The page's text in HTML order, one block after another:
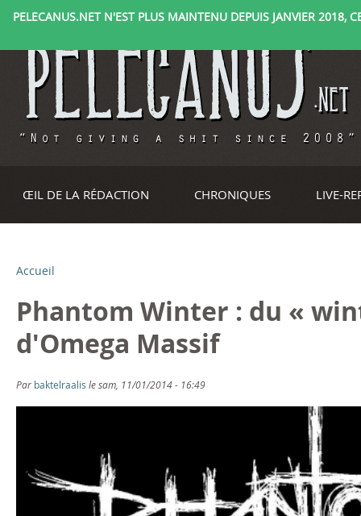
PELECANUS.NET N'EST PLUS MAINTENU DEPUIS JANVIER 2018,
ŒIL DE LA RÉDACTION CHRONIQUES LIVE-
V
o
u
s
ê
e
Accueil
Phantom Winter : du «
d'Omega Massif
Par baktelraalis le sam, 11/01/2014 - 16:49